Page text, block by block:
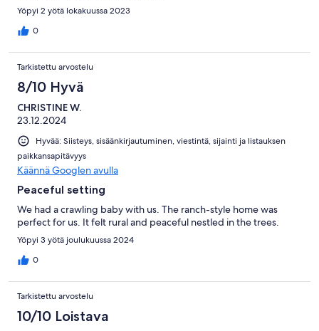
Yöpyi 2 yötä lokakuussa 2023
0
Tarkistettu arvostelu
8/10 Hyvä
CHRISTINE W.
23.12.2024
Hyvää: Siisteys, sisäänkirjautuminen, viestintä, sijainti ja listauksen
paikkansapitävyys
Käännä Googlen avulla
Peaceful setting
We had a crawling baby with us. The ranch-style home was
perfect for us. It felt rural and peaceful nestled in the trees.
Yöpyi 3 yötä joulukuussa 2024
0
Tarkistettu arvostelu
10/10 Loistava